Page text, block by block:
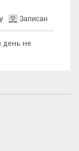
Записан
день не